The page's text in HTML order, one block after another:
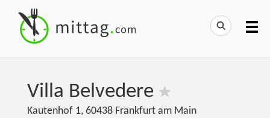
Villa Belvedere
Kautenhof 1, 60438 Frankfurt am Main